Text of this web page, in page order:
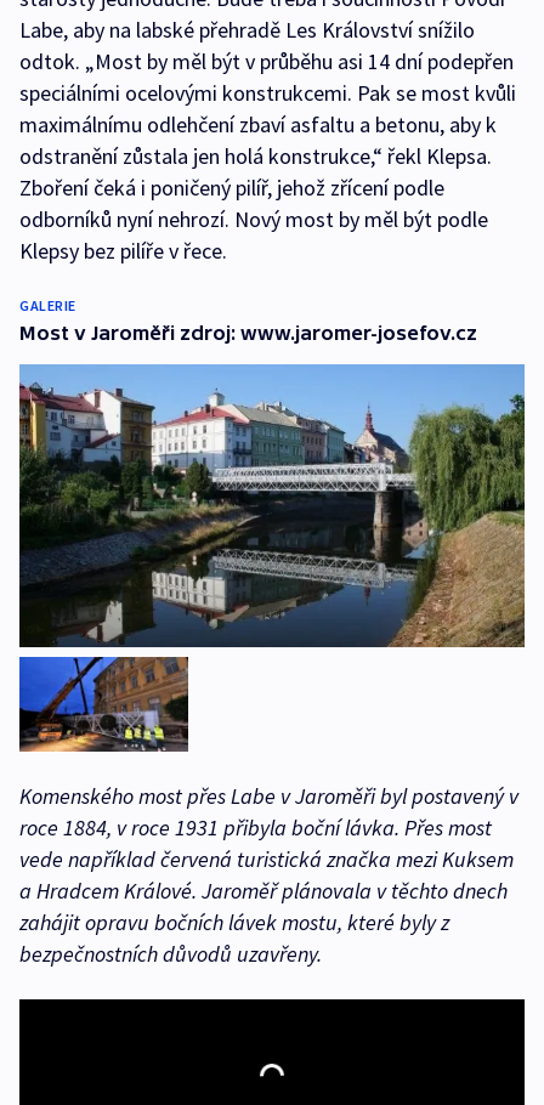
Labe, aby na labské přehradě Les Království snížilo
odtok. „Most by měl být v průběhu asi 14 dní podepřen
speciálními ocelovými konstrukcemi. Pak se most kvůli
maximálnímu odlehčení zbaví asfaltu a betonu, aby k
odstranění zůstala jen holá konstrukce,“ řekl Klepsa.
Zboření čeká i poničený pilíř, jehož zřícení podle
odborníků nyní nehrozí. Nový most by měl být podle
Klepsy bez pilíře v řece.
GALERIE
Most v Jaroměři zdroj: www.jaromer-josefov.cz
Komenského most přes Labe v Jaroměři byl postavený v
roce 1884, v roce 1931 přibyla boční lávka. Přes most
vede například červená turistická značka mezi Kuksem
a Hradcem Králové. Jaroměř plánovala v těchto dnech
zahájit opravu bočních lávek mostu, které byly z
bezpečnostních důvodů uzavřeny.